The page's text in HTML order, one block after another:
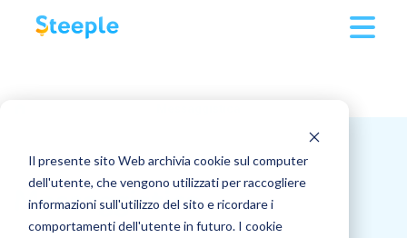
Il presente sito Web archivia cookie sul computer
dell'utente, che vengono utilizzati per raccogliere
informazioni sull'utilizzo del sito e ricordare i
comportamenti dell'utente in futuro. I cookie
Applicazioni
Pubblicazioni
Referenze dei clienti
Manifatturiero
Prezzi
Risorse
Messaggistica